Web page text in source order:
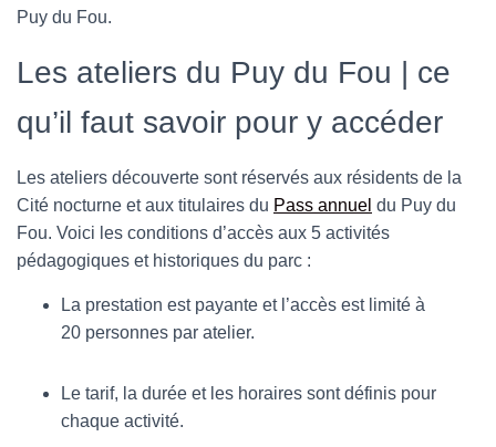
Puy du Fou.
Les ateliers du Puy du Fou | ce
qu’il faut savoir pour y accéder
Les ateliers découverte sont réservés aux résidents de la
Cité nocturne et aux titulaires du Pass annuel du Puy du
Fou. Voici les conditions d’accès aux 5 activités
pédagogiques et historiques du parc :
La prestation est payante et l’accès est limité à
20 personnes par atelier.
Le tarif, la durée et les horaires sont définis pour
chaque activité.